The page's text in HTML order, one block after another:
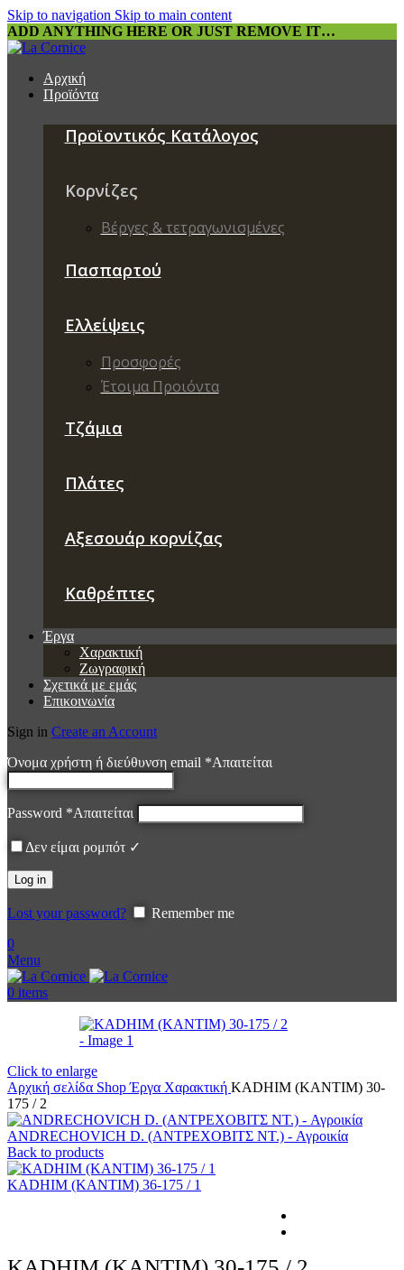
Skip to navigation Skip to main content
ADD ANYTHING HERE OR JUST REMOVE IT…
Αρχική
Προϊόντα
Προϊοντικός Κατάλογος
Κορνίζες
Βέργες & τετραγωνισμένες
Πασπαρτού
Ελλείψεις
Προσφορές
Έτοιμα Προιόντα
Τζάμια
Πλάτες
Αξεσουάρ κορνίζας
Καθρέπτες
Έργα
Χαρακτική
Ζωγραφική
Σχετικά με εμάς
Επικοινωνία
Sign in Create an Account
Όνομα χρήστη ή διεύθυνση email *Απαιτείται
Password *Απαιτείται
Δεν είμαι ρομπότ ✓
Log in
Lost your password?
Remember me
0
Menu
0 items
Click to enlarge
Αρχική σελίδα ShopΈργα Χαρακτική KADHIM (ΚΑΝΤΙΜ) 30-
175 / 2
ANDRECHOVICH D. (ΑΝΤΡΕΧΟΒΙΤΣ ΝΤ.) - Αγροικία
Back to products
KADHIM (ΚΑΝΤΙΜ) 36-175 / 1